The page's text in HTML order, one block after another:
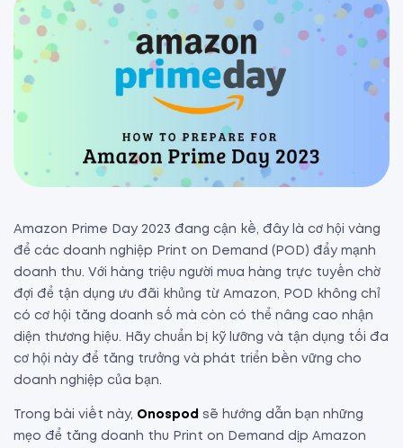
Amazon Prime Day 2023 đang cận kề, đây là cơ hội vàng
để các doanh nghiệp Print on Demand (POD) đẩy mạnh
doanh thu. Với hàng triệu người mua hàng trực tuyến chờ
đợi để tận dụng ưu đãi khủng từ Amazon, POD không chỉ
có cơ hội tăng doanh số mà còn có thể nâng cao nhận
diện thương hiệu. Hãy chuẩn bị kỹ lưỡng và tận dụng tối đa
cơ hội này để tăng trưởng và phát triển bền vững cho
doanh nghiệp của bạn.
Trong bài viết này, Onospod sẽ hướng dẫn bạn những
mẹo để tăng doanh thu Print on Demand dịp Amazon